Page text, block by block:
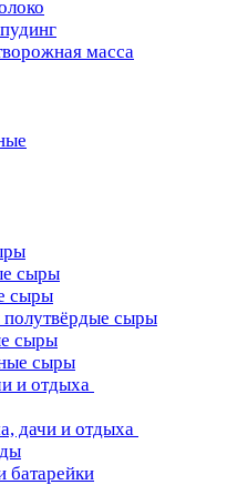
масса
сыры
сыры
сыры
сыры
сыры
и отдыха
дачи и отдыха
батарейки